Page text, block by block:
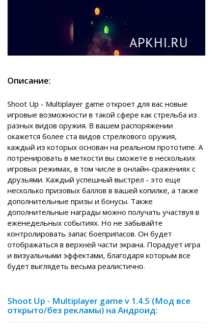
Описание:
Shoot Up - Multiplayer game откроет для вас новые
игровые возможности в такой сфере как стрельба из
разных видов оружия. В вашем распоряжении
окажется более ста видов стрелкового оружия,
каждый из которых основан на реальном прототипе. А
потренировать в меткости вы сможете в нескольких
игровых режимах, в том числе в онлайн-сражениях с
друзьями. Каждый успешный выстрел - это еще
несколько призовых баллов в вашей копилке, а также
дополнительные призы и бонусы. Также
дополнительные награды можно получать участвуя в
еженедельных событиях. Но не забывайте
контролировать запас боеприпасов. Он будет
отображаться в верхней части экрана. Порадует игра
и визуальными эффектами, благодаря которым все
будет выглядеть весьма реалистично.
Shoot Up - Multiplayer game v 1.4.5 (Мод все
открыто/без рекламы) на Андроид: